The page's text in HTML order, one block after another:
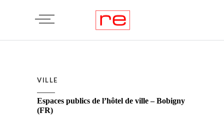
VILLE
Espaces publics de l’hôtel de ville – Bobigny
(FR)